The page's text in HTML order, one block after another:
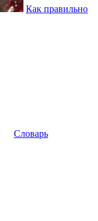
Как правильно
Словарь